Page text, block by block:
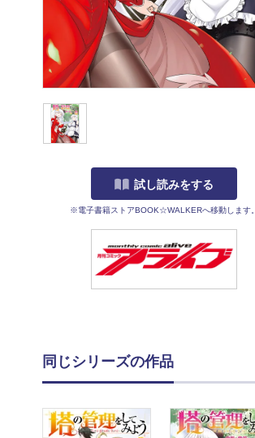
試し読みをする
※電子書籍ストアBOOK☆WALKERへ移動します。
同じシリーズの作品